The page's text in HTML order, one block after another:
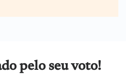
pelo seu voto!